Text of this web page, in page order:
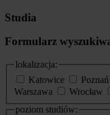
Studia
Formularz
lokalizacja:
Katowice
Poznań
Warszawa
Wrocław
poziom studiów: